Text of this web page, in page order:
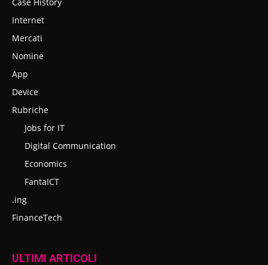
Internet
Mercati
Nomine
App
Device
Rubriche
Jobs for IT
Digital Communication
Economics
FantaICT
.ing
FinanceTech
ULTIMI ARTICOLI